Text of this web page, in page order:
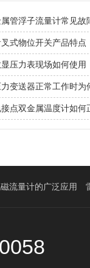
管浮子流量计常见故
式物位开关产品特点
压力表现场如何使用
力变送器正常工作时为
接点双金属温度计如何
流量计的广泛应用